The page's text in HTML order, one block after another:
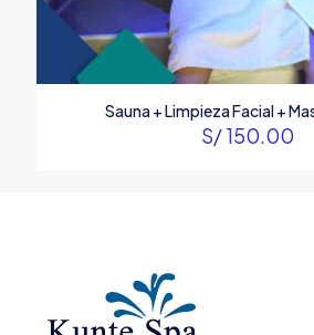
Sauna + Limpieza Facial +
S/150.00